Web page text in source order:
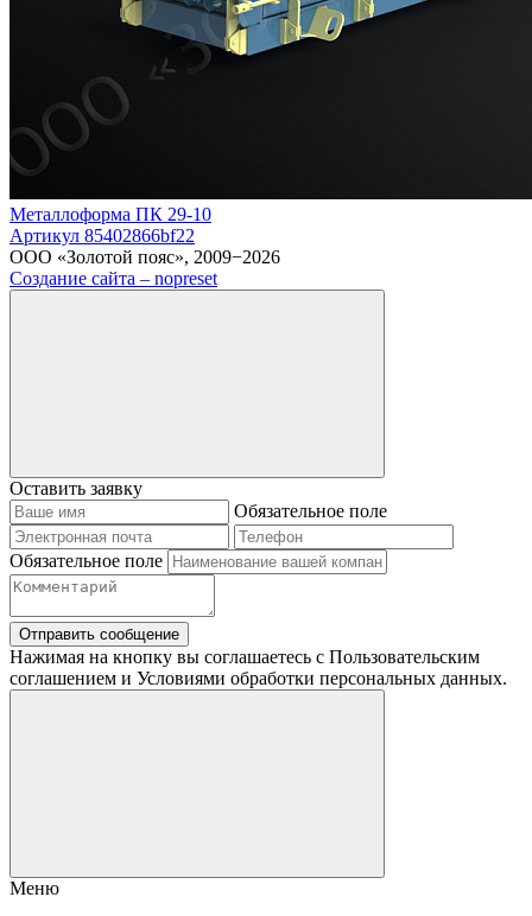
Металлоформа ПК 29-10
Артикул 85402866bf22
ООО «Золотой пояс», 2009−2026
Создание сайта – nopreset
Оставить заявку
Обязательное поле
Обязательное поле
Отправить сообщение
Нажимая на кнопку вы соглашаетесь с Пользовательским
соглашением и Условиями обработки персональных данных.
Меню